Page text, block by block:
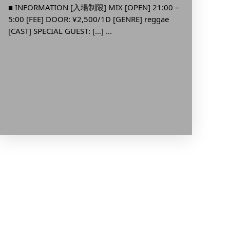
■ INFORMATION [入場制限] MIX [OPEN] 21:00 –
5:00 [FEE] DOOR: ¥2,500/1D [GENRE] reggae
[CAST] SPECIAL GUEST: […] ...